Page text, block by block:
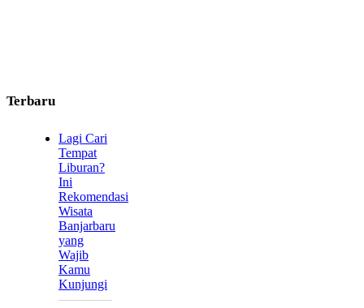
Terbaru
Lagi Cari
Tempat
Liburan?
Ini
Rekomendasi
Wisata
Banjarbaru
yang
Wajib
Kamu
Kunjungi